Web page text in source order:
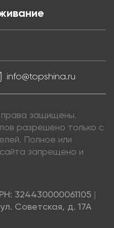
info@topshina.ru
защищены.
разрешено только с
Полное или
запрещено и
324430000061105
Советская, д. 17А